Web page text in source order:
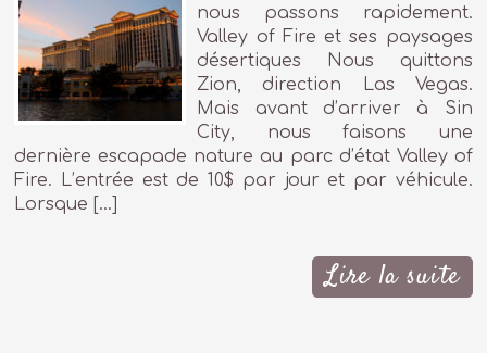
nous passons rapidement.
Valley of Fire et ses paysages
désertiques Nous quittons
Zion, direction Las Vegas.
Mais avant d’arriver à Sin
City, nous faisons une
dernière escapade nature au parc d’état Valley of
Fire. L’entrée est de 10$ par jour et par véhicule.
Lorsque […]
Lire la suite